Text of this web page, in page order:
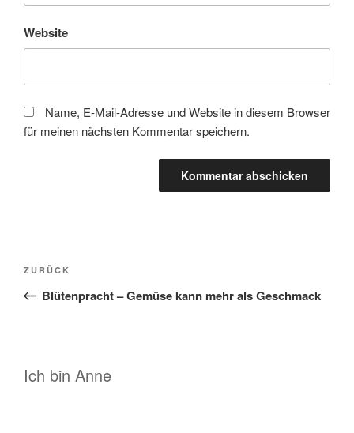
Website
Name, E-Mail-Adresse und Website in diesem Browser
für meinen nächsten Kommentar speichern.
Beitragsnavigation
Vorheriger
Beitrag
ZURÜCK
Blütenpracht – Gemüse kann mehr als Geschmack
Ich bin Anne